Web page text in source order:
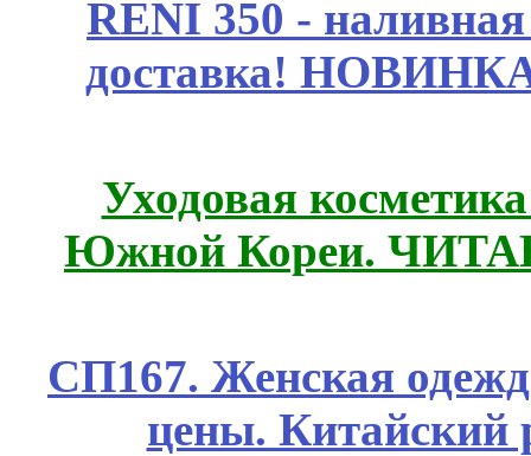
RENI 350 -
доставка!
Уходовая
Южной Кореи.
СП167. Женская
цены. Китайский